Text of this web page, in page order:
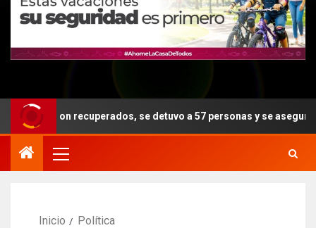
recuperados, se detuvo a 57 personas y se aseguraron
Inicio Política